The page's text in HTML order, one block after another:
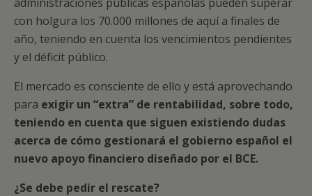
con holgura los 70.000 millones de aquí a finales de
año, teniendo en cuenta los vencimientos pendientes
y el déficit público.
El mercado es consciente de ello y está aprovechando
para exigir un “extra” de rentabilidad, sobre todo,
teniendo en cuenta que siguen existiendo dudas
acerca de cómo gestionará el gobierno español el
nuevo apoyo financiero diseñado por el BCE.
¿Se debe pedir el rescate?